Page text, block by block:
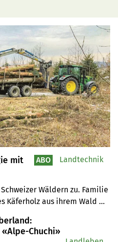
mit
Wäldern zu. Familie
Käferholz aus ihrem Wald
ABO Landtechnik
Chuchi»